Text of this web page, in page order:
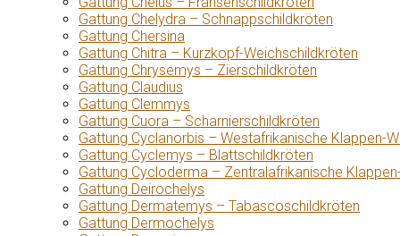
Gattung Chelydra – Schnappschildkröten
Gattung Chersina
Gattung Chitra – Kurzkopf-Weichschildkröten
Gattung Chrysemys – Zierschildkröten
Gattung Claudius
Gattung Clemmys
Gattung Cuora – Scharnierschildkröten
Gattung Cyclanorbis – Westafrikanische Klappen-
Gattung Cyclemys – Blattschildkröten
Gattung Cycloderma – Zentralafrikanische
Gattung Deirochelys
Gattung Dermatemys – Tabascoschildkröten
Gattung Dermochelys